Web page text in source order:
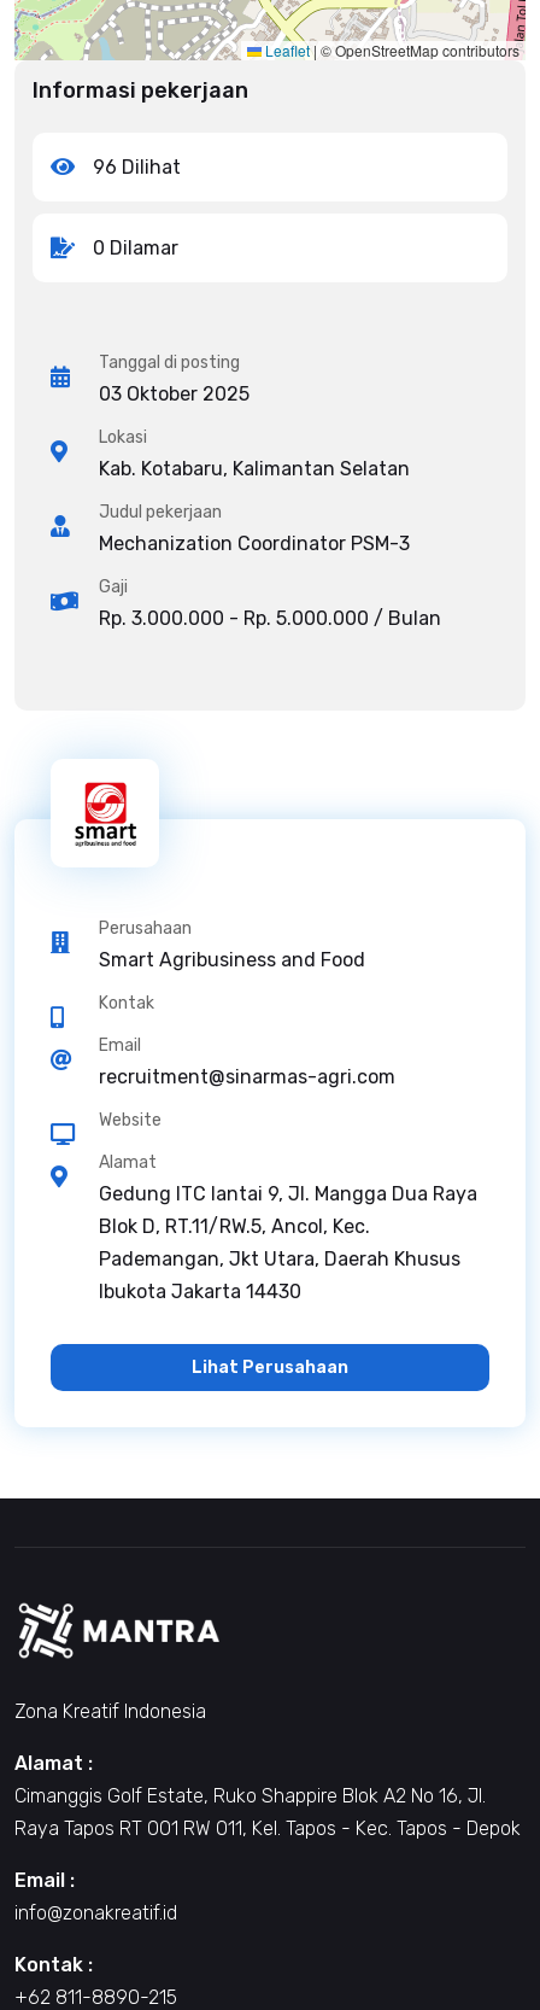
Leaflet | © OpenStreetMap contributors
Informasi pekerjaan
96 Dilihat
0 Dilamar
Tanggal di posting
03 Oktober 2025
Lokasi
Kab. Kotabaru, Kalimantan Selatan
Judul pekerjaan
Mechanization Coordinator PSM-3
Gaji
Rp. 3.000.000 - Rp. 5.000.000 / Bulan
Perusahaan
Smart Agribusiness and Food
Kontak
Email
recruitment@sinarmas-agri.com
Website
Alamat
Gedung ITC lantai 9, Jl. Mangga Dua Raya
Blok D, RT.11/RW.5, Ancol, Kec.
Pademangan, Jkt Utara, Daerah Khusus
Ibukota Jakarta 14430
Lihat Perusahaan
Zona Kreatif Indonesia
Alamat :
Cimanggis Golf Estate, Ruko Shappire Blok A2 No 16, Jl.
Raya Tapos RT 001 RW 011, Kel. Tapos - Kec. Tapos - Depok
Email :
info@zonakreatif.id
Kontak :
+62 811-8890-215